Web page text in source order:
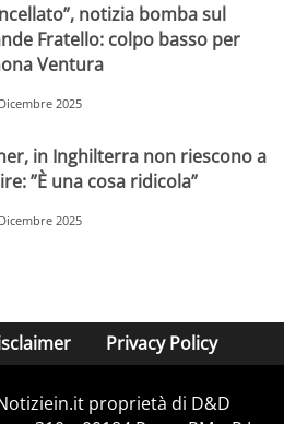
notizia bomba sul
Fratello: colpo basso per
Ventura
2025
in Inghilterra non riescono a
”È una cosa ridicola”
2025
Privacy Policy
proprietà di D&D